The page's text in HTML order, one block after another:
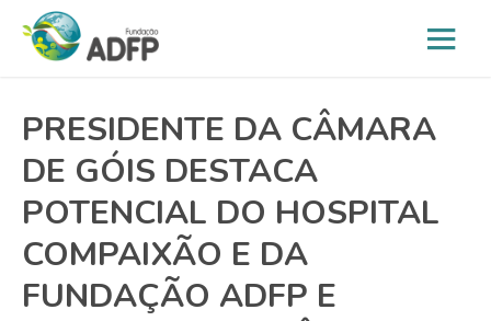
PRESIDENTE DA CÂMARA
DE GÓIS DESTACA
POTENCIAL DO HOSPITAL
COMPAIXÃO E DA
FUNDAÇÃO ADFP E